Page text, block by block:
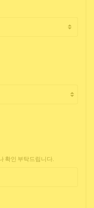
확인 부탁드립니다.